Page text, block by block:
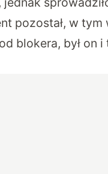
pozostał, w tym
blokera, był on